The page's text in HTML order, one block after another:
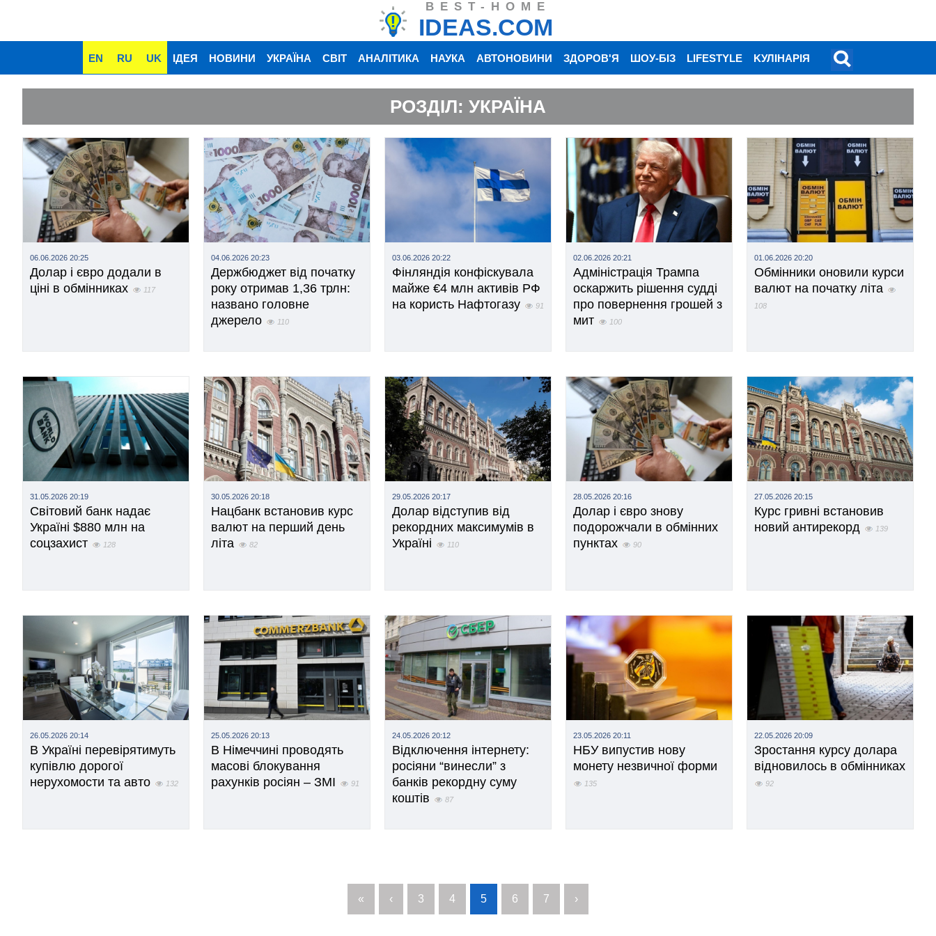
BEST-HOME
IDEAS.COM
EN RU UK ІДЕЯ НОВИНИ УКРАЇНА СВІТ АНАЛІТИКА НАУКА АВТОНОВИНИ ЗДОРОВ'Я ШОУ-БІЗ LIFESTYLE KУЛІНАРІЯ
РОЗДІЛ: УКРАЇНА
06.06.2026 20:25
Долар і євро додали в
ціні в обмінниках
117
04.06.2026 20:23
Держбюджет від початку
року отримав 1,36 трлн:
названо головне
джерело
110
03.06.2026 20:22
Фінляндія конфіскувала
майже €4 млн активів РФ
на користь Нафтогазу
91
02.06.2026 20:21
Адміністрація Трампа
оскаржить рішення судді
про повернення грошей з
мит
100
01.06.2026 20:20
Обмінники оновили курси
валют на початку літа
108
31.05.2026 20:19
Світовий банк надає
Україні $880 млн на
соцзахист
128
30.05.2026 20:18
Нацбанк встановив курс
валют на перший день
літа
82
29.05.2026 20:17
Долар відступив від
рекордних максимумів в
Україні
110
28.05.2026 20:16
Долар і євро знову
подорожчали в обмінних
пунктах
90
27.05.2026 20:15
Курс гривні встановив
новий антирекорд
139
26.05.2026 20:14
В Україні перевірятимуть
купівлю дорогої
нерухомости та авто
132
25.05.2026 20:13
В Німеччині проводять
масові блокування
рахунків росіян – ЗМІ
91
24.05.2026 20:12
Відключення інтернету:
росіяни “винесли” з
банків рекордну суму
коштів
87
23.05.2026 20:11
НБУ випустив нову
монету незвичної форми
135
22.05.2026 20:09
Зростання курсу долара
відновилось в обмінниках
92
« ‹ 3 4 5 6 7 ›